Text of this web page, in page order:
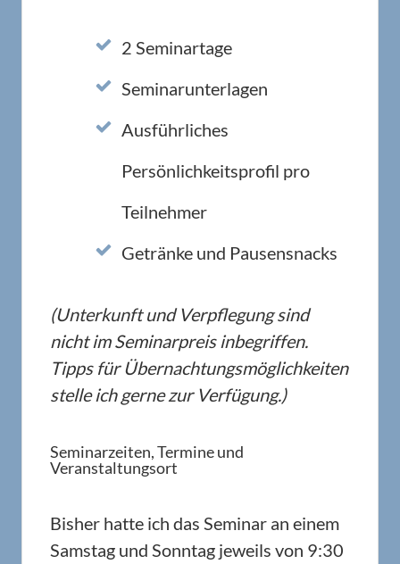
2 Seminartage
Seminarunterlagen
Ausführliches
Persönlichkeitsprofil pro
Teilnehmer
Getränke und Pausensnacks
(Unterkunft und Verpflegung sind
nicht im Seminarpreis inbegriffen.
Tipps für Übernachtungsmöglichkeiten
stelle ich gerne zur Verfügung.)
Seminarzeiten, Termine und
Veranstaltungsort
Bisher hatte ich das Seminar an einem
Samstag und Sonntag jeweils von 9:30